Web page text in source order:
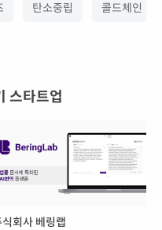
탄소중립 콜드체인
스타트업
회사 베링랩